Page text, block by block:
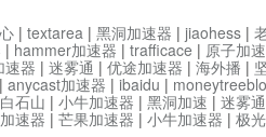
| textarea | 黑洞加速器 | jiaohess |
| hammer加速器 | trafficace | 原子加
速器 | 迷雾通 | 优途加速器 | 海外播 |
| anycast加速器 | ibaidu |
白石山 | 小牛加速器 | 黑洞加速 | 迷雾
速器 | 芒果加速器 | 小牛加速器 | 极